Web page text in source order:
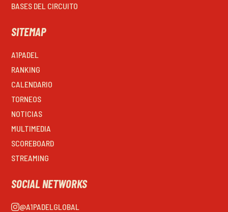
BASES DEL CIRCUITO
SITEMAP
A1PADEL
RANKING
CALENDARIO
TORNEOS
NOTICIAS
MULTIMEDIA
SCOREBOARD
STREAMING
SOCIAL NETWORKS
@A1PADELGLOBAL